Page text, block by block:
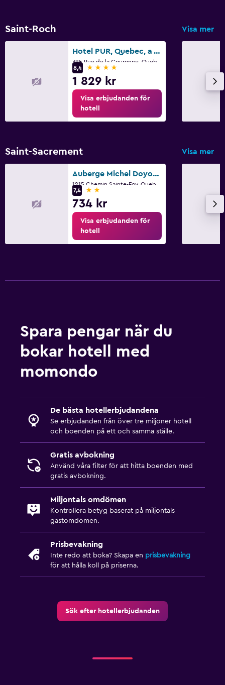
Saint-Roch Visa mer
Hotel PUR, Quebec, a Tribute Portfolio Hotel
8,4
4 stjärnor
1 829 kr
Visa erbjudanden för
hotell
Saint-Sacrement Visa mer
Auberge Michel Doyon Quebec City
7,4
2 stjärnor
734 kr
Visa erbjudanden för
hotell
Spara pengar när du
bokar hotell med
momondo
De bästa hotellerbjudandena
Se erbjudanden från över tre miljoner hotell
och boenden på ett och samma ställe.
Gratis avbokning
Använd våra filter för att hitta boenden med
gratis avbokning.
Miljontals omdömen
Kontrollera betyg baserat på miljontals
gästomdömen.
Prisbevakning
Inte redo att boka? Skapa en prisbevakning
för att hålla koll på priserna.
Sök efter hotellerbjudanden